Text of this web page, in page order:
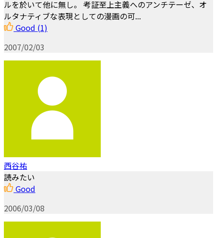
ルを於いて他に無し。 考証至上主義へのアンチテーゼ、オ
ルタナティブな表現としての漫画の可...
Good (1)
2007/02/03
西谷祐
読みたい
Good
2006/03/08